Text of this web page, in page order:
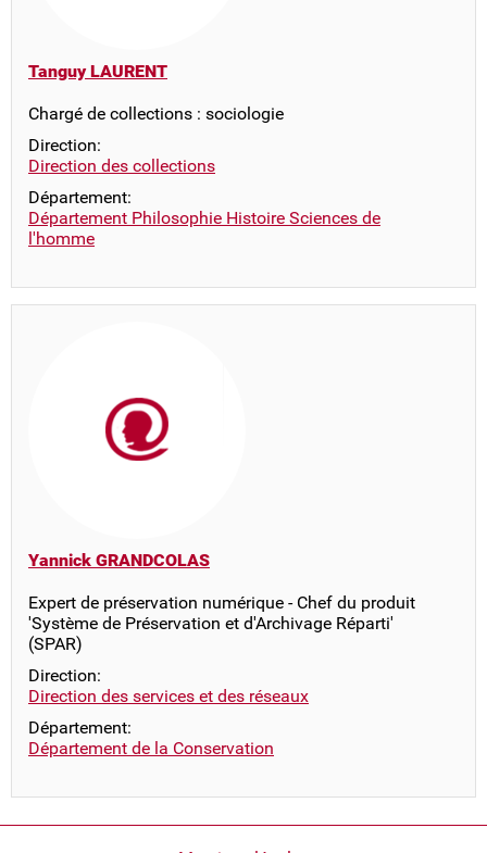
Tanguy LAURENT
Chargé de collections : sociologie
Direction:
Direction des collections
Département:
Département Philosophie Histoire Sciences de
l'homme
Yannick GRANDCOLAS
Expert de préservation numérique - Chef du produit
'Système de Préservation et d'Archivage Réparti'
(SPAR)
Direction:
Direction des services et des réseaux
Département:
Département de la Conservation